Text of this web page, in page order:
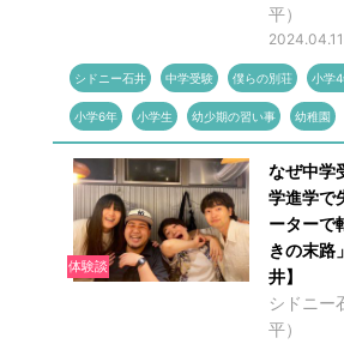
平）
シドニー石井 中学受験 僕らの別荘 小学
小学6年 小学生 幼少期の習い事 幼稚園
体験談
なぜ中学
学進学で
ーターで
きの末路
井】
シドニー
平）